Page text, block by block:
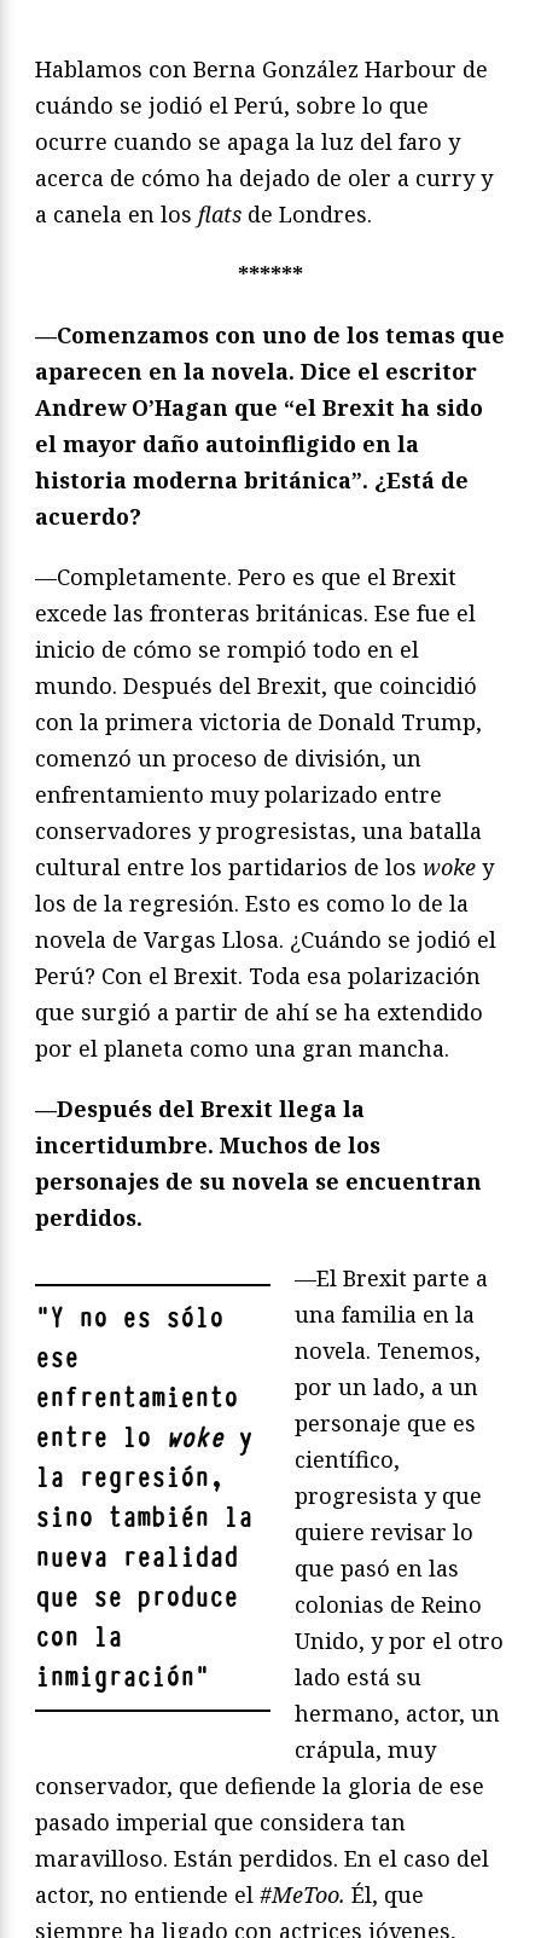
Hablamos con Berna González Harbour de
cuándo se jodió el Perú, sobre lo que
ocurre cuando se apaga la luz del faro y
acerca de cómo ha dejado de oler a curry y
a canela en los flats de Londres.
******
—Comenzamos con uno de los temas que
aparecen en la novela. Dice el escritor
Andrew O’Hagan que “el Brexit ha sido
el mayor daño autoinfligido en la
historia moderna británica”. ¿Está de
acuerdo?
—Completamente. Pero es que el Brexit
excede las fronteras británicas. Ese fue el
inicio de cómo se rompió todo en el
mundo. Después del Brexit, que coincidió
con la primera victoria de Donald Trump,
comenzó un proceso de división, un
enfrentamiento muy polarizado entre
conservadores y progresistas, una batalla
cultural entre los partidarios de los woke y
los de la regresión. Esto es como lo de la
novela de Vargas Llosa. ¿Cuándo se jodió el
Perú? Con el Brexit. Toda esa polarización
que surgió a partir de ahí se ha extendido
por el planeta como una gran mancha.
—Después del Brexit llega la
incertidumbre. Muchos de los
personajes de su novela se encuentran
perdidos.
"Y no es sólo
ese
enfrentamiento
entre lo wokey
la regresión,
sino también la
nueva realidad
que se produce
con la
inmigración"
—El Brexit parte a
una familia en la
novela. Tenemos,
por un lado, a un
personaje que es
científico,
progresista y que
quiere revisar lo
que pasó en las
colonias de Reino
Unido, y por el otro
lado está su
hermano, actor, un
crápula, muy
conservador, que defiende la gloria de ese
pasado imperial que considera tan
maravilloso. Están perdidos. En el caso del
actor, no entiende el #MeToo. Él, que
siempre ha ligado con actrices jóvenes,